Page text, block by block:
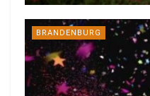
BRANDENBURG